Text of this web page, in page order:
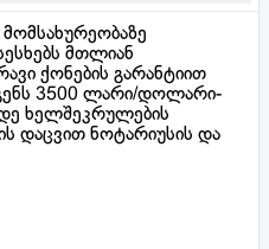
მთლიან
ქონების გარანტიით
3500 ლარი/დოლარი-
ხელშეკრულების
დაცვით ნოტარიუსის და